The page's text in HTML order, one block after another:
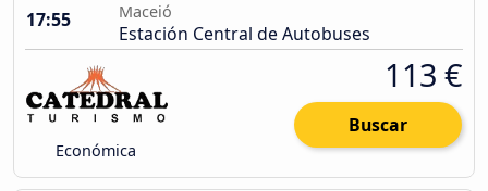
17:55
Maceió
Estación Central de Autobuses
Económica
113 €
Buscar